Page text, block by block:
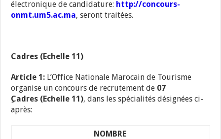
électronique de candidature: http://concours-
onmt.um5.ac.ma, seront traitées.
Cadres (Echelle 11)
Article 1: L’Office Nationale Marocain de Tourisme
organise un concours de recrutement de 07
ِCadres (Echelle 11), dans les spécialités désignées ci-
après:
NOMBRE